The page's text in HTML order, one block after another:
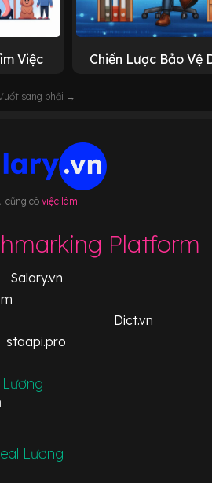
Việc Chiến Lược Bảo Vệ
sang phải →
cũng có việc làm
Platform
Salary.vn
Dict.vn
staapi.pro
Lương